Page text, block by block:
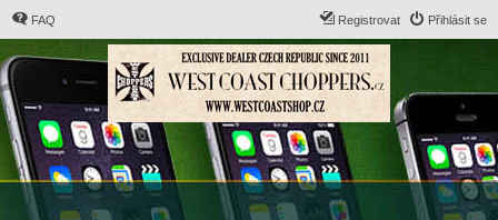
FAQ Přihlásit se
Registrovat